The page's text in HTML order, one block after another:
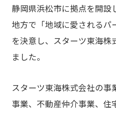
静岡県浜松市に拠点を開設
地方で「地域に愛されるパ
を決意し、スターツ東海株
ました。
スターツ東海株式会社の事
事業、不動産仲介事業、住